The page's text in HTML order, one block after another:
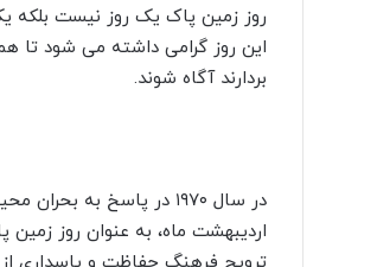
روز زمین پاک یک روز نیست بلکه
این روز گرامی داشته می شود تا
بردارند آگاه شوند.
در سال ۱۹۷۰ در پاسخ به بحران محیط زیست، روز ۲۲ آوریل مصادف با
اردیبهشت ماه، به عنوان روز